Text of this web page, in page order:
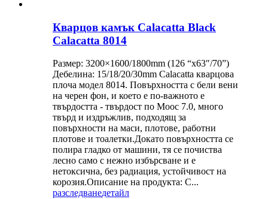
Кварцов камък Calacatta Black
Calacatta 8014
Размер: 3200×1600/1800mm (126 “x63″/70”)
Дебелина: 15/18/20/30mm Calacatta кварцова
плоча модел 8014. Повърхността с бели вени
на черен фон, и което е по-важното е
твърдостта - твърдост по Моос 7.0, много
твърд и издръжлив, подходящ за
повърхности на маси, плотове, работни
плотове и тоалетки.Докато повърхността се
полира гладко от машини, тя се почиства
лесно само с нежно избърсване и е
нетоксична, без радиация, устойчивост на
корозия.Описание на продукта: C...
разследванедетайл